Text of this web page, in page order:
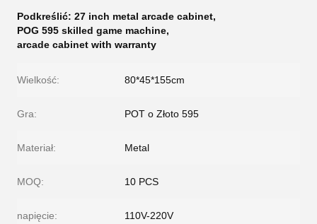
Podkreślić: 27 inch metal arcade cabinet,
POG 595 skilled game machine,
arcade cabinet with warranty
Wielkość: 80*45*155cm
Gra: POT o Złoto 595
Materiał: Metal
MOQ: 10 PCS
napięcie: 110V-220V